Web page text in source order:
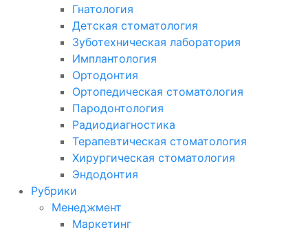
Гнатология
Детская стоматология
Зуботехническая лаборатория
Имплантология
Ортодонтия
Ортопедическая стоматология
Пародонтология
Радиодиагностика
Терапевтическая стоматология
Хирургическая стоматология
Эндодонтия
Рубрики
Менеджмент
Маркетинг